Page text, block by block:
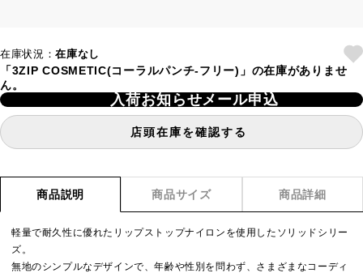
在庫状況：在庫なし
「3ZIP COSMETIC(コーラルパンチ-フリー)」の在庫がありませ
ん。
入荷お知らせメール申込
店頭在庫を確認する
商品説明 商品サイズ 商品詳細
軽量で耐久性に優れたリップストップナイロンを使用したソリッドシリー
ズ。
無地のシンプルなデザインで、年齢や性別を問わず、さまざまなコーディ